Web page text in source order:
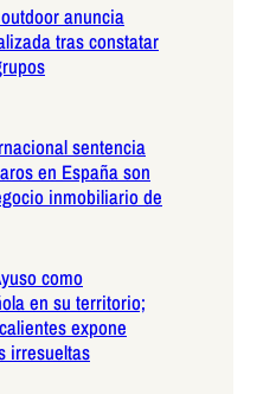
anuncia
tras constatar
sentencia
en España son
inmobiliario de
como
en su territorio;
expone
irresueltas